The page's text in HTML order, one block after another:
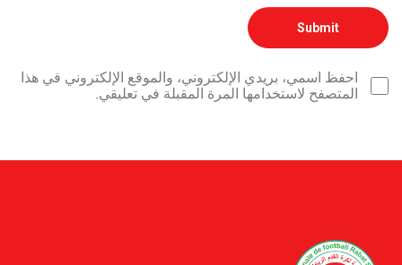
احفظ اسمي، بريدي الإلكتروني، والموقع الإلكتروني في هذا
المتصفح لاستخدامها المرة المقبلة في تعليقي.